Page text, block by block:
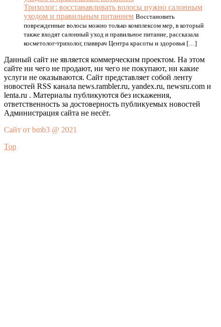
Трихолог: восстанавливать волосы нужно салонным
уходом и правильным питанием Восстановить
поврежденные волосы можно только комплексом мер, в который
также входят салонный уход и правильное питание, рассказала
косметолог-трихолог, главврач Центра красоты и здоровья […]
Данный сайт не является коммерческим проектом. На этом
сайте ни чего не продают, ни чего не покупают, ни какие
услуги не оказываются. Сайт представляет собой ленту
новостей RSS канала news.rambler.ru, yandex.ru, newsru.com и
lenta.ru . Материалы публикуются без искажения,
ответственность за достоверность публикуемых новостей
Администрация сайта не несёт.
Сайт от bmb3 @ 2021
Top